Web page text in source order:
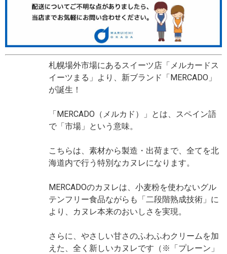
札幌場外市場にあるスイーツ店「メルカードス
イーツまる」より、新ブランド「MERCADO」
が誕生！
「MERCADO（メルカド）」とは、スペイン語
で「市場」という意味。
こちらは、素材から製造・出荷まで、全てを北
海道内で行う特別なカヌレになります。
MERCADOのカヌレは、小麦粉を使わないグル
テンフリー食品ながらも「二段階熟成技術」に
より、カヌレ本来のおいしさを実現。
さらに、やさしい甘さのふわふわクリームを加
えた、全く新しいカヌレです（※「プレーン」